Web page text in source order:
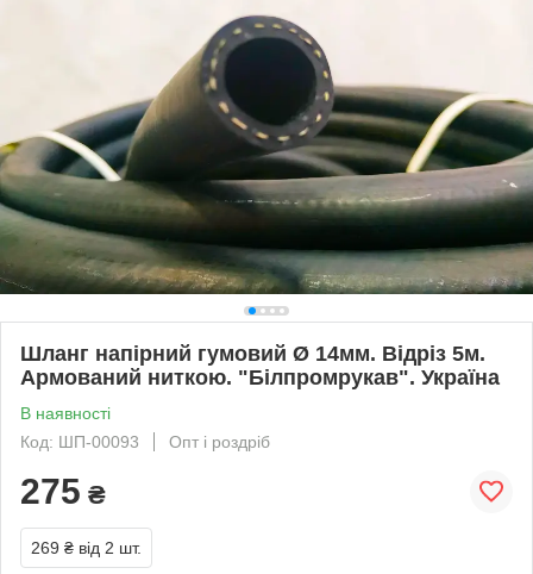
Шланг напірний гумовий Ø 14мм. Відріз 5м.
Армований ниткою. "Білпромрукав". Україна
В наявності
Код: ШП-00093
Опт і роздріб
275 ₴
269 ₴ від 2 шт.